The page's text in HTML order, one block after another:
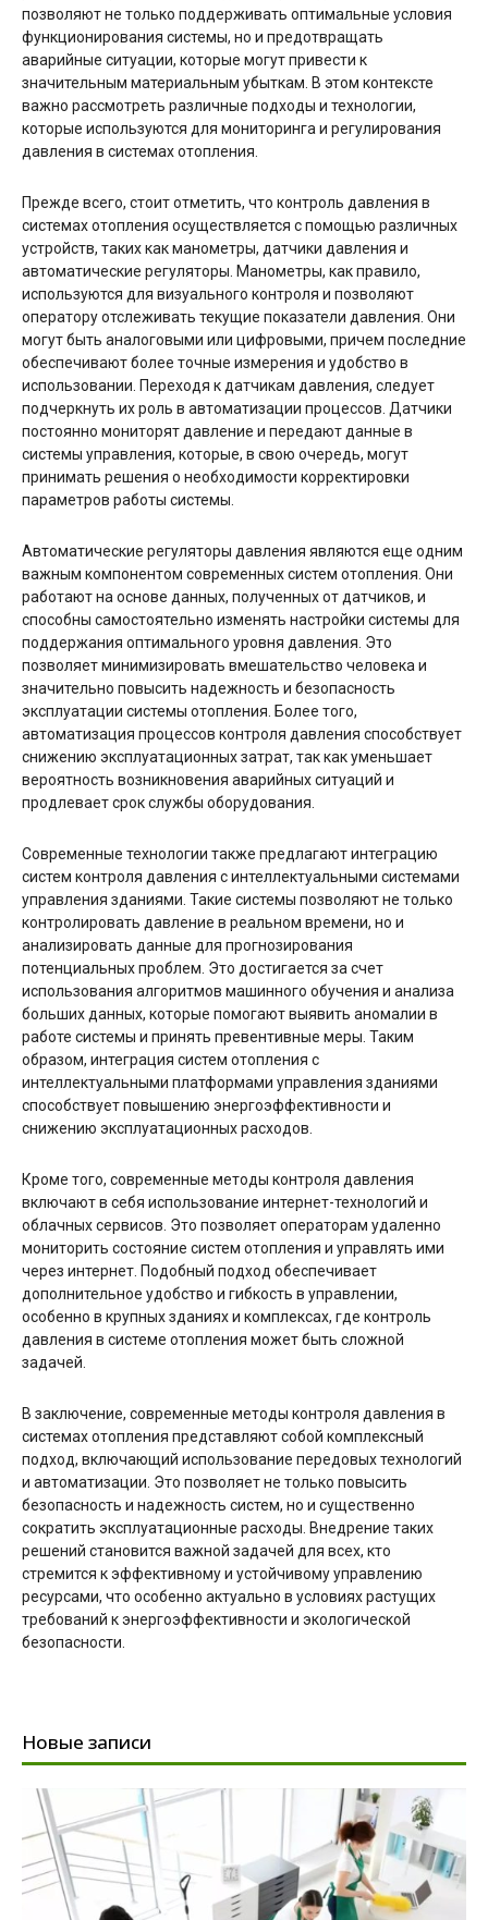
позволяют не только поддерживать оптимальные условия
функционирования системы, но и предотвращать
аварийные ситуации, которые могут привести к
значительным материальным убыткам. В этом контексте
важно рассмотреть различные подходы и технологии,
которые используются для мониторинга и регулирования
давления в системах отопления.
Прежде всего, стоит отметить, что контроль давления в
системах отопления осуществляется с помощью различных
устройств, таких как манометры, датчики давления и
автоматические регуляторы. Манометры, как правило,
используются для визуального контроля и позволяют
оператору отслеживать текущие показатели давления. Они
могут быть аналоговыми или цифровыми, причем последние
обеспечивают более точные измерения и удобство в
использовании. Переходя к датчикам давления, следует
подчеркнуть их роль в автоматизации процессов. Датчики
постоянно мониторят давление и передают данные в
системы управления, которые, в свою очередь, могут
принимать решения о необходимости корректировки
параметров работы системы.
Автоматические регуляторы давления являются еще одним
важным компонентом современных систем отопления. Они
работают на основе данных, полученных от датчиков, и
способны самостоятельно изменять настройки системы для
поддержания оптимального уровня давления. Это
позволяет минимизировать вмешательство человека и
значительно повысить надежность и безопасность
эксплуатации системы отопления. Более того,
автоматизация процессов контроля давления способствует
снижению эксплуатационных затрат, так как уменьшает
вероятность возникновения аварийных ситуаций и
продлевает срок службы оборудования.
Современные технологии также предлагают интеграцию
систем контроля давления с интеллектуальными системами
управления зданиями. Такие системы позволяют не только
контролировать давление в реальном времени, но и
анализировать данные для прогнозирования
потенциальных проблем. Это достигается за счет
использования алгоритмов машинного обучения и анализа
больших данных, которые помогают выявить аномалии в
работе системы и принять превентивные меры. Таким
образом, интеграция систем отопления с
интеллектуальными платформами управления зданиями
способствует повышению энергоэффективности и
снижению эксплуатационных расходов.
Кроме того, современные методы контроля давления
включают в себя использование интернет-технологий и
облачных сервисов. Это позволяет операторам удаленно
мониторить состояние систем отопления и управлять ими
через интернет. Подобный подход обеспечивает
дополнительное удобство и гибкость в управлении,
особенно в крупных зданиях и комплексах, где контроль
давления в системе отопления может быть сложной
задачей.
В заключение, современные методы контроля давления в
системах отопления представляют собой комплексный
подход, включающий использование передовых технологий
и автоматизации. Это позволяет не только повысить
безопасность и надежность систем, но и существенно
сократить эксплуатационные расходы. Внедрение таких
решений становится важной задачей для всех, кто
стремится к эффективному и устойчивому управлению
ресурсами, что особенно актуально в условиях растущих
требований к энергоэффективности и экологической
безопасности.
Новые записи